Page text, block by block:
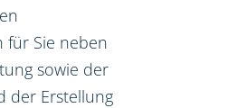
für Sie neben
sowie der
der Erstellung